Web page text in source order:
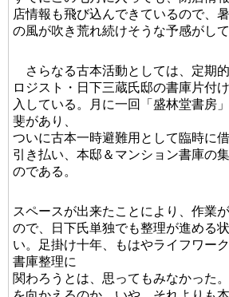
店情報も飛び込んできているので、
の風が吹き荒れ続けそうな予感がして
さらなる古本活動としては、定期
ロジスト・日下三蔵氏邸の書庫片付
入している。月に一回「盛林堂書房
斐があり、
ついに古本一時避難用として臨時に
引き払い、本邸＆マンション書庫の
のである。
スペースが出来たことにより、作業
ので、日下氏単独でも整理が進める
い。足掛け十年、もはやライフワー
書庫整理に
関わろうとは、思ってもみなかった